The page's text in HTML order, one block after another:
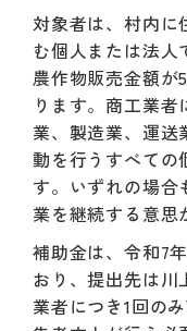
対象者は、村内に
む個人または法人
農作物販売金額が
ります。商工業
業、製造業、運
動を行うすべての
す。いずれの場
業を継続する意思
補助金は、令和7
おり、提出先は川
業者につき1回の